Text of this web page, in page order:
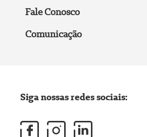
Fale Conosco
Comunicação
Siga nossas redes sociais: